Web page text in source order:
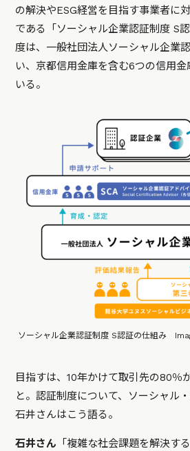
の解決やESG経営を目指す事業者に
である「ソーシャル企業認証制度 S
度は、一般社団法人ソーシャル企業
い、京都信用金庫を含む6つの信用
いる。
ソーシャル企業認証制度 S認証の仕組み
目指すは、10年かけて取引先の80％
と。認証制度について、ソーシャル
石井さんはこう語る。
石井さん 「複雑な社会課題を解決す